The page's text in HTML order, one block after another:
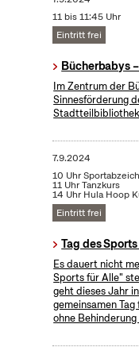
11 bis 11:45 Uhr
Eintritt frei
Bücherbabys
Im Zentrum der
Sinnesförderung
7.9.2024
10 Uhr
11 Uhr Tanzkurs
14 Uhr Hula Hoop
Eintritt frei
Tag des
Es dauert nicht
Sports für Alle"
geht dieses Jahr
gemeinsamen
ohne